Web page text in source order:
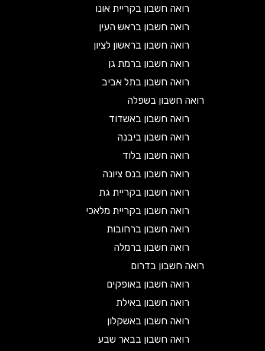
רואה חשבון בקריית אונו
רואה חשבון בראש העין
רואה חשבון בראשון לציון
רואה חשבון ברמת גן
רואה חשבון בתל אביב
רואה חשבון בשפלה
רואה חשבון באשדוד
רואה חשבון ביבנה
רואה חשבון בלוד
רואה חשבון בנס ציונה
רואה חשבון בקריית גת
רואה חשבון בקריית מלאכי
רואה חשבון ברחובות
רואה חשבון ברמלה
רואה חשבון בדרום
רואה חשבון באופקים
רואה חשבון באילת
רואה חשבון באשקלון
רואה חשבון בבאר שבע